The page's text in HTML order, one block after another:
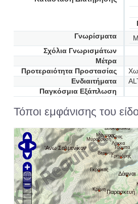
Γνωρίσματα
Σχόλια Γνωρισμάτων
Μέτρα
Προτεραιότητα Προστασίας
Ενδιαιτήματα
Παγκόσμια Εξάπλωση
Τόποι εμφάνισης του
Μάγειρας'Aλσος
Μυρόβρυση
Λάκκα
'Aνω Σαλμενίκον
Δουκαναίικα
Τούμπα
Βερίνον
Γρηγόρης
Γκραίκας
Δάφναι
ΚρήνηΠαρασκευή